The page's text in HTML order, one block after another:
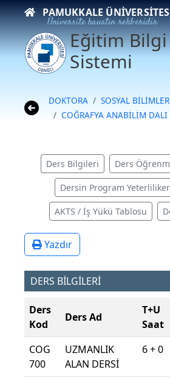
PAMUKKALE
Üniversite hayatın rehberidir
Eğitim Bilgi
Sistemi
DOKTORA
SOSYAL
COĞRAFYA ANABİLİM DALI
Ders Bilgileri Ders
Dersin Program
AKTS / İş Yükü Tablosu
Yazdır
DERS BİLGİLERİ
Ders
Kod
Ders Ad
T+U
Saat
COG
700
UZMANLIK
ALAN DERSİ
6 + 0